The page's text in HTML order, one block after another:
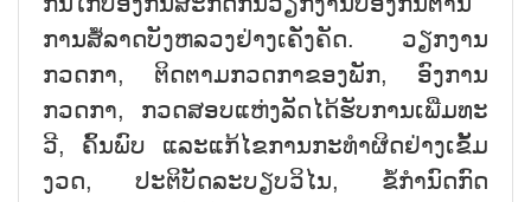
ການສໍ້ລາດບັງຫລວງຢ່າງເຄັ່ງຄັດ. ວຽກງານ
ກວດກາ, ຕິດຕາມກວດກາຂອງພັກ, ອົງການ
ກວດກາ, ກວດສອບແຫ່ງລັດໄດ້ຮັບການເພີ່ມທະ
ວີ, ຄົ້ນພົບ ແລະແກ້ໄຂການກະທຳຜິດຢ່າງເຂັ້ມ
ງວດ, ປະຕິບັດລະບຽບວິໄນ, ຂໍ້ກຳນົດກົດ